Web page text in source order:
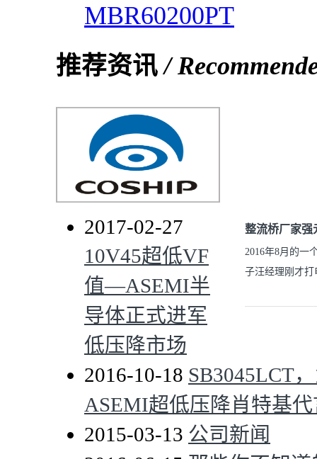
MBR60200PT
推荐资讯/
整流桥厂家强
2016年8月的一
子汪经理刚才打
2017-02-27
10V45超低VF
值—ASEMI半
导体正式进军
低压降市场
2016-10-18 SB3045LCT
ASEMI超低压降肖特基
2015-03-13 公司新闻